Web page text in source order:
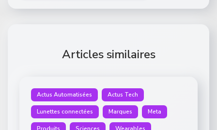
Articles similaires
Actus Automatisées Actus Tech
Lunettes connectées Marques Meta